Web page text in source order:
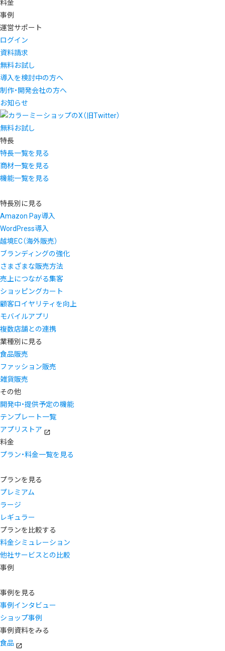
料金
事例
運営サポート
ログイン
資料請求
無料お試し
導入を検討中の方へ
制作・開発会社の方へ
お知らせ
無料お試し
特長
特長一覧を見る
商材一覧を見る
機能一覧を見る
特長別に見る
Amazon Pay導入
WordPress導入
越境EC（海外販売）
ブランディングの強化
さまざまな販売方法
売上につながる集客
ショッピングカート
顧客ロイヤリティを向上
モバイルアプリ
複数店舗との連携
業種別に見る
食品販売
ファッション販売
雑貨販売
その他
開発中・提供予定の機能
テンプレート一覧
アプリストア
料金
プラン・料金一覧を見る
プランを見る
プレミアム
ラージ
レギュラー
プランを比較する
料金シミュレーション
他社サービスとの比較
事例
事例を見る
事例インタビュー
ショップ事例
事例資料をみる
食品